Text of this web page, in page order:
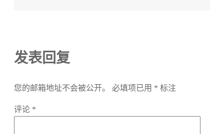
发表回复
您的邮箱地址不会被公开。 必填项已用 * 标注
评论 *